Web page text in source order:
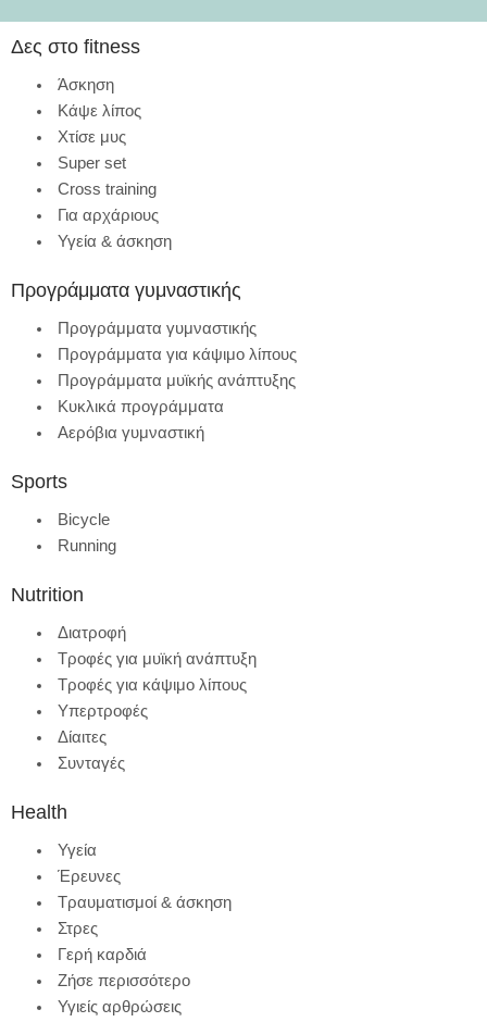
Δες στο fitness
Άσκηση
Κάψε λίπος
Χτίσε μυς
Super set
Cross training
Για αρχάριους
Υγεία & άσκηση
Προγράμματα γυμναστικής
Προγράμματα γυμναστικής
Προγράμματα για κάψιμο λίπους
Προγράμματα μυϊκής ανάπτυξης
Κυκλικά προγράμματα
Αερόβια γυμναστική
Sports
Bicycle
Running
Nutrition
Διατροφή
Τροφές για μυϊκή ανάπτυξη
Τροφές για κάψιμο λίπους
Υπερτροφές
Δίαιτες
Συνταγές
Health
Υγεία
Έρευνες
Τραυματισμοί & άσκηση
Στρες
Γερή καρδιά
Ζήσε περισσότερο
Υγιείς αρθρώσεις